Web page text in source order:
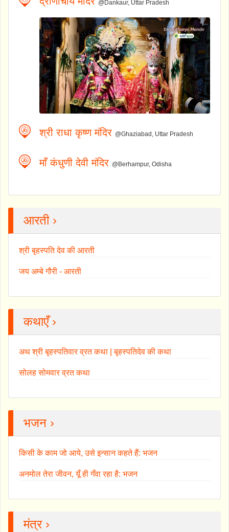
@Dankaur, Uttar Pradesh
श्री राधा कृष्ण मंदिर @Ghaziabad, Uttar Pradesh
माँ कंधुणी देवी मंदिर @Berhampur, Odisha
आरती ›
श्री बृहस्पति देव की आरती
जय अम्बे गौरी - आरती
कथाएँ ›
अथ श्री बृहस्पतिवार व्रत कथा | बृहस्पतिदेव की कथा
सोलह सोमवार व्रत कथा
भजन ›
किसी के काम जो आये, उसे इन्सान कहते हैं: भजन
अनमोल तेरा जीवन, यूँ ही गँवा रहा है: भजन
मंत्र ›